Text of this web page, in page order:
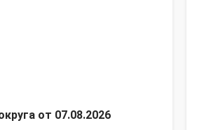
от 07.08.2026